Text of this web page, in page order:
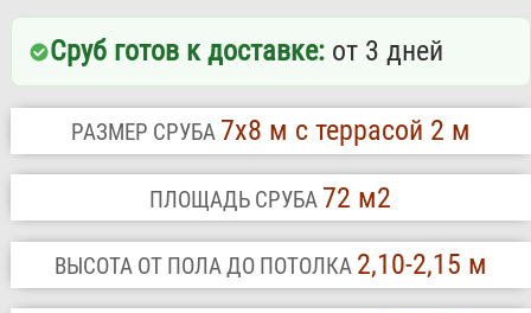
Сруб готов к доставке:от 3 дней
РАЗМЕР СРУБА 7х8 м с террасой 2 м
ПЛОЩАДЬ СРУБА 72 м2
ВЫСОТА ОТ ПОЛА ДО ПОТОЛКА 2,10-2,15 м